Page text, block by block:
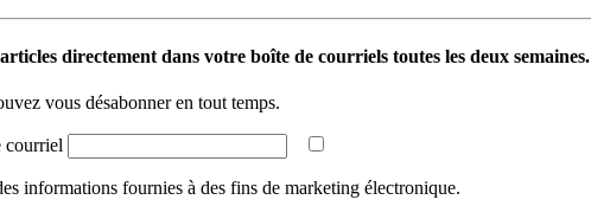
directement dans votre boîte de courriels toutes les deux semaines.
vous désabonner en tout temps.
courriel
informations fournies à des fins de marketing électronique.